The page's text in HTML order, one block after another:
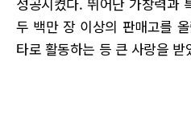
두 백만 장 이상의 판매고를
타로 활동하는 등 큰 사랑을 받